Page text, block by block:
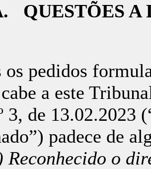
QUESTÕES A
os pedidos
a este
3, de 13.02.2023
padece de
Reconhecido o